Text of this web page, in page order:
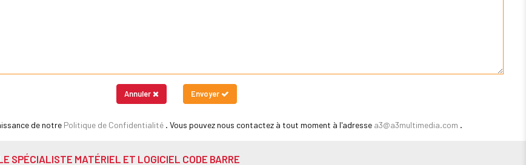
Annuler Envoyer
de notre Politique de Confidentialité . Vous pouvez nous contactez à tout moment à l'adresse a3@a3multimedia.com .
SPÉCIALISTE MATÉRIEL ET LOGICIEL CODE BARRE